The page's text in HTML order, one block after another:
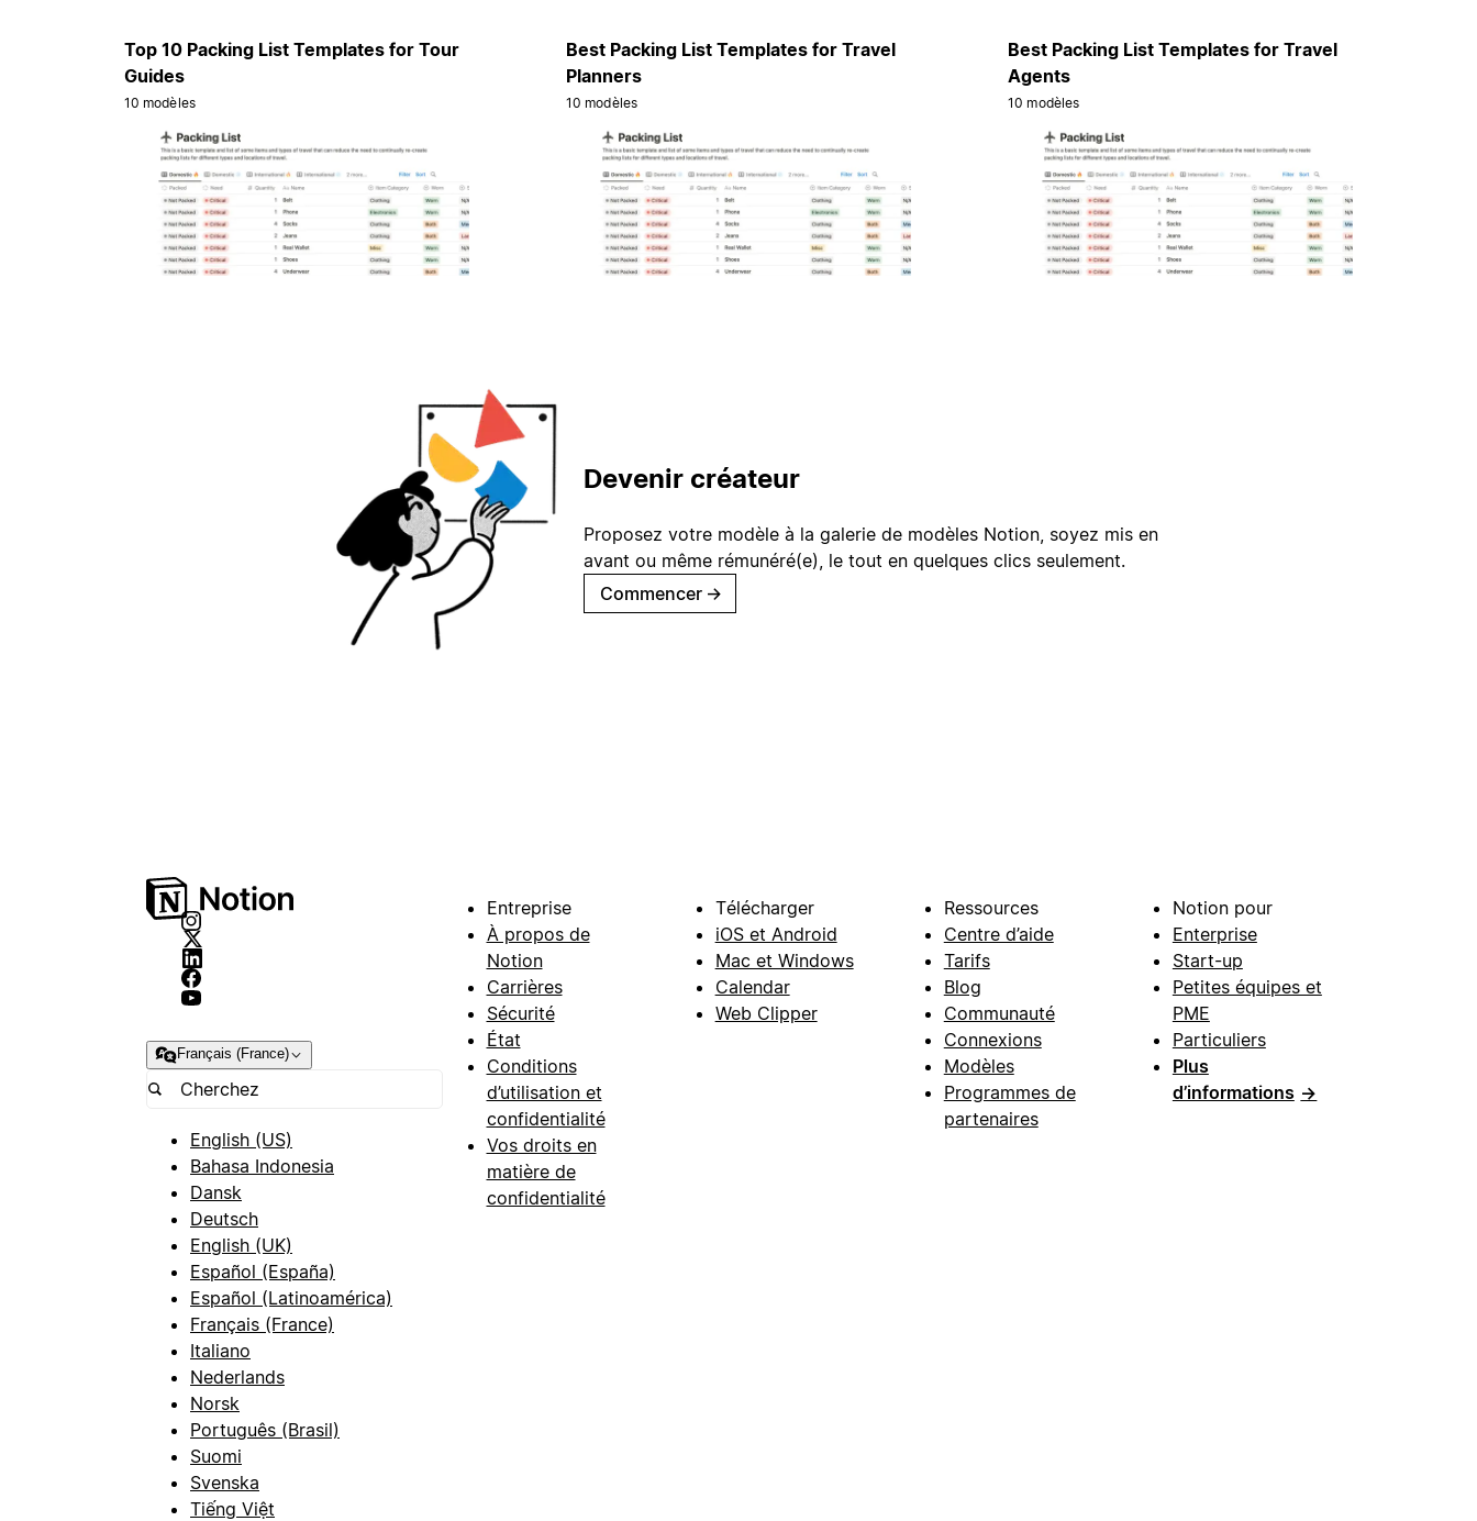
Top 10 Packing List Templates for Tour
Guides
10 modèles
Best Packing List Templates for Travel
Planners
10 modèles
Best Packing List Templates for Travel
Agents
10 modèles
Devenir créateur
Proposez votre modèle à la galerie de modèles Notion, soyez mis en
avant ou même rémunéré(e), le tout en quelques clics seulement.
Commencer →
Français (France)
English (US)
Bahasa Indonesia
Dansk
Deutsch
English (UK)
Español (España)
Español (Latinoamérica)
Français (France)
Italiano
Nederlands
Norsk
Português (Brasil)
Suomi
Svenska
Tiếng Việt
Entreprise
À propos de
Notion
Carrières
Sécurité
État
Conditions
d’utilisation et
confidentialité
Vos droits en
matière de
confidentialité
Télécharger
iOS et Android
Mac et Windows
Calendar
Web Clipper
Ressources
Centre d’aide
Tarifs
Blog
Communauté
Connexions
Modèles
Programmes de
partenaires
Notion pour
Enterprise
Start-up
Petites équipes et
PME
Particuliers
Plus
d’informations →